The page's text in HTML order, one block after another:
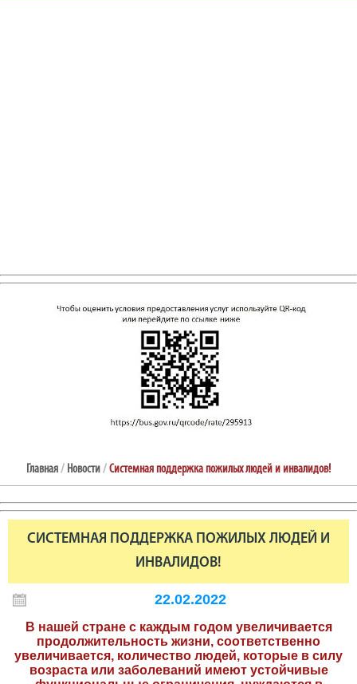
Главная/ Новости/Системная поддержка пожилых людей и инвалидов!
СИСТЕМНАЯ ПОДДЕРЖКА ПОЖИЛЫХ ЛЮДЕЙ И
ИНВАЛИДОВ!
22.02.2022
В нашей стране с каждым годом увеличивается
продолжительность жизни, соответственно
увеличивается, количество людей, которые в силу
возраста или заболеваний имеют устойчивые